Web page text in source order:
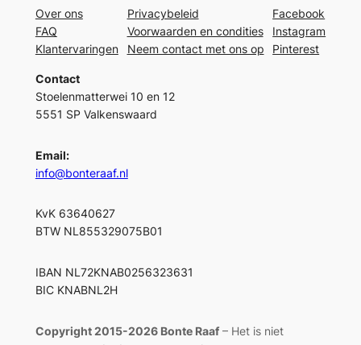
Over ons
FAQ
Klantervaringen
Privacybeleid
Voorwaarden en condities
Neem contact met ons op
Facebook
Instagram
Pinterest
Contact
Stoelenmatterwei 10 en 12
5551 SP Valkenswaard
Email:
info@bonteraaf.nl
KvK 63640627
BTW NL855329075B01
IBAN NL72KNAB0256323631
BIC KNABNL2H
Copyright 2015-2026 Bonte Raaf– Het is niet